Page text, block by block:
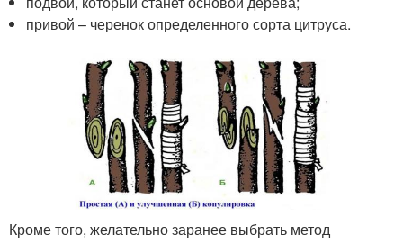
привой – черенок определенного сорта цитруса.
Кроме того, желательно заранее выбрать метод